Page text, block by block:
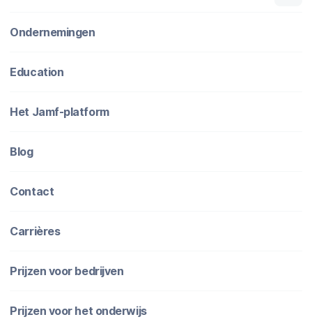
Ondernemingen
Education
Het Jamf-platform
Blog
Contact
Carrières
Prijzen voor bedrijven
Prijzen voor het onderwijs